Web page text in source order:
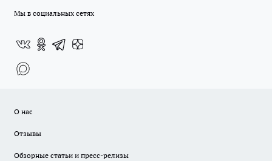
Мы в социальных сетях
О нас
Отзывы
Обзорные статьи и пресс-релизы